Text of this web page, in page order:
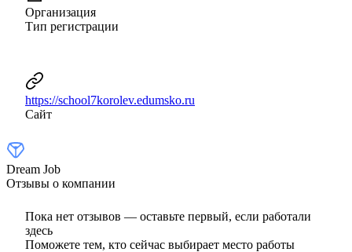
Организация
Тип регистрации
https://school7korolev.edumsko.ru
Сайт
Dream Job
Отзывы о компании
Пока нет отзывов — оставьте первый, если работали
здесь
Поможете тем, кто сейчас выбирает место работы